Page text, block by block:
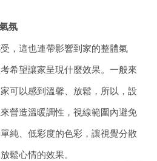
氛
，這也連帶影響到家的整體氣
希望讓家呈現什麼效果。一般來
可以感到溫馨、放鬆，所以，設
營造溫暖調性，視線範圍內避免
純、低彩度的色彩，讓視覺分散
鬆心情的效果。